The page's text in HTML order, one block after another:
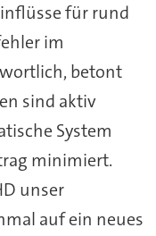
für rund
im
betont
sind aktiv
System
minimiert.
unser
auf ein neues